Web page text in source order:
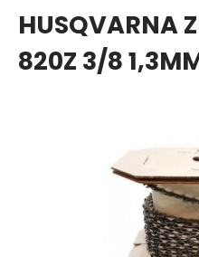
HUSQVARNA
820Z 3/8